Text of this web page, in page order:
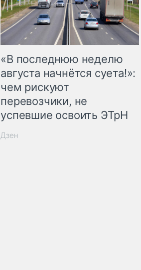
«В последнюю неделю
августа начнётся суета!»:
чем рискуют
перевозчики, не
успевшие освоить ЭТрН
Дзен